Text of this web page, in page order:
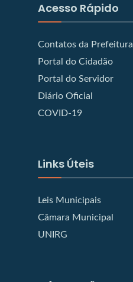
Acesso Rápido
Contatos da Prefeitura
Portal do Cidadão
Portal do Servidor
Diário Oficial
COVID-19
Links Úteis
Leis Municipais
Câmara Municipal
UNIRG